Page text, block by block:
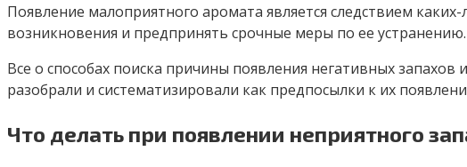
Появление малоприятного аромата является следствием
возникновения и предпринять срочные меры по ее устранению.
Все о способах поиска причины появления негативных
разобрали и систематизировали как предпосылки к их
Что делать при появлении неприятного